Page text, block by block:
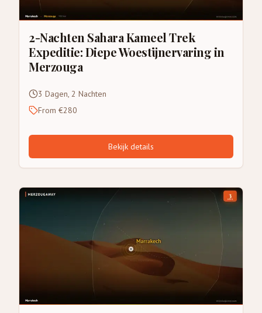
2-Nachten Sahara Kameel Trek
Expeditie: Diepe Woestijnervaring in
Merzouga
3 Dagen, 2 Nachten
From €280
Bekijk details